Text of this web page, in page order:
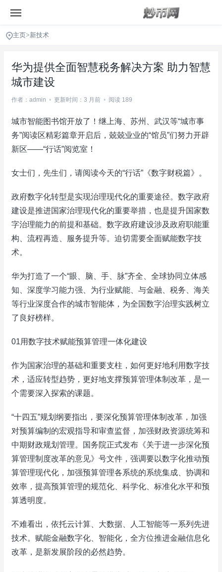
主页>新技术
华为提供全面智慧税务解决方案 助力智慧
城市建设
作者：admin • 更新时间：3 月前 • 阅读 189
城市智能图书馆开放了！继上海、苏州、武汉等“城市事
务”阅读区精彩篇章开启后，兢兢业业的“馆员”们努力开辟
新区——“行话”阅览室！
女士们，先生们，请阅读今天的“行话”《数字财税篇》。
政府数字化转型是实现治理现代化的重要途径。数字政府
建设是推进国家治理现代化的重要举措，也是提升国家数
字治理能力的前提和基础。数字政府建设涉及政府职能重
构、流程再造、服务提升等。迫切需要全面赋能数字技
术。
华为打造了一个“眼、脑、手、脉”齐全、全球协同立体感
知、深度学习能力强、为行业赋能、与金融、税务、海关
等行业深度合作的城市智能体，为全国数字治理实践树立
了良好榜样。
01用数字技术赋能预算管理一体化建设
作为国家治理的基础和重要支柱，如何更好地利用数字技
术，适应转型趋势，更好地支撑预算管理体制改革，是一
个需要深入探索的课题。
“十四五”规划纲要指出，要深化预算管理体制改革，加强
对预算编制的宏观指导和审查监督，加强财政资源统筹和
中期财政规划管理。国务院正式发布《关于进一步深化预
算管理制度改革的意见》号文件，强调要以数字化推动预
算管理现代化，加强预算管理各系统的系统集成、协调和
效率，提高预算管理的规范化、科学化、标准化水平和预
算透明度。
不难看出，依托云计算、大数据、人工智能等一系列先进
技术。赋能金融数字化、智能化，全方位推进金融信息化
改革，是新发展阶段的必然趋势。